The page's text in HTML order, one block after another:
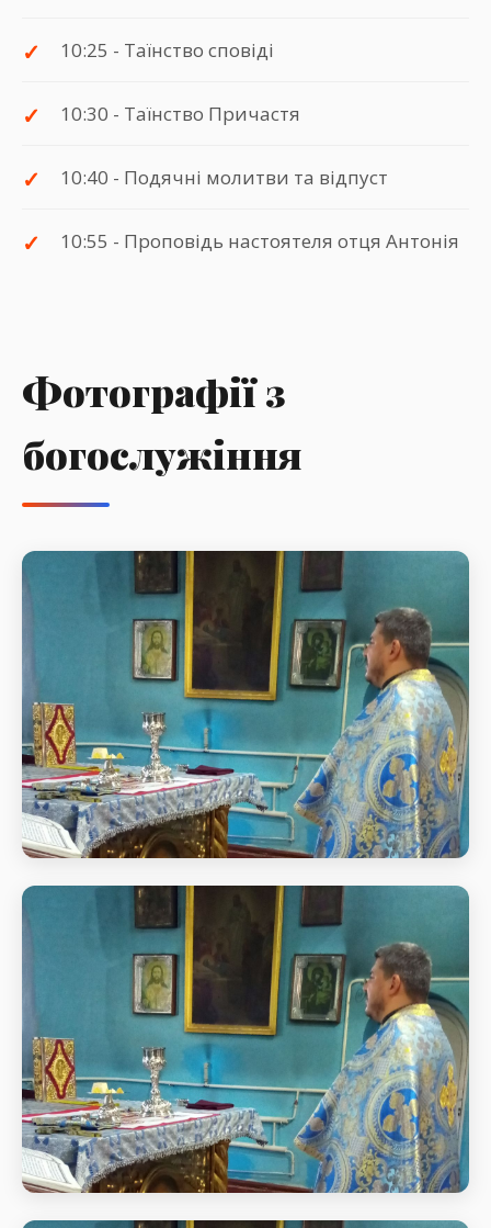
10:25 - Таїнство сповіді
10:30 - Таїнство Причастя
10:40 - Подячні молитви та відпуст
10:55 - Проповідь настоятеля отця Антонія
Фотографії з
богослужіння
Божественна літургія в день свята
Різдва Пресвятої Богородиці
Божественна літургія в день свята Різдва
Пресвятої Богородиці